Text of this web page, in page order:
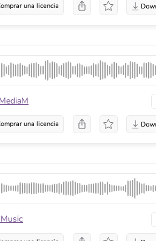
una licencia
MediaM
una licencia